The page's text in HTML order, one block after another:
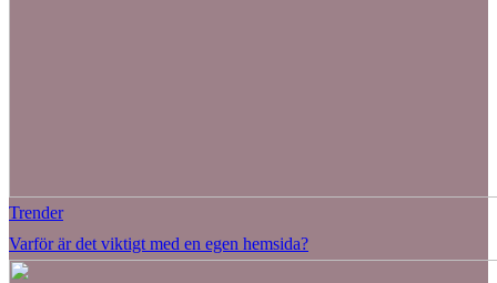
Trender
Varför är det viktigt med en egen hemsida?